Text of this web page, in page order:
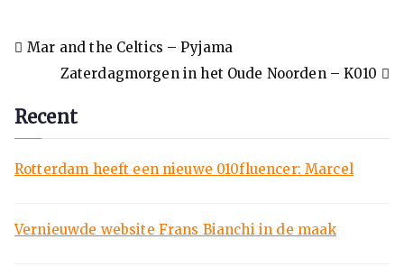
Mar and the Celtics – Pyjama
Zaterdagmorgen in het Oude Noorden – K010
Recent
Rotterdam heeft een nieuwe 010fluencer: Marcel
Vernieuwde website Frans Bianchi in de maak